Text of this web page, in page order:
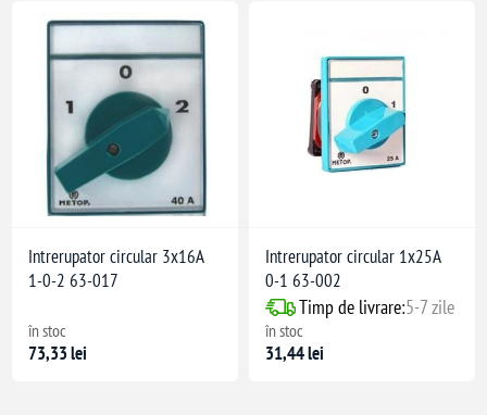
Intrerupator circular 3x16A
1-0-2 63-017
în stoc
73,33 lei
Intrerupator circular 1x25A
0-1 63-002
Timp de livrare:5-7 zile
în stoc
31,44 lei